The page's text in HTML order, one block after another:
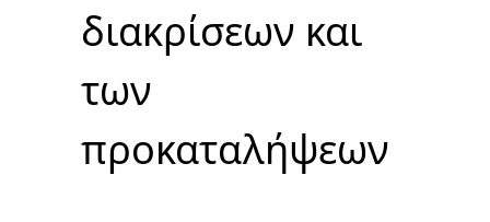
διακρίσεων και
των
προκαταλήψεων